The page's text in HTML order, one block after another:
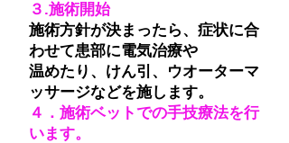
３.施術開始
施術方針が決まったら、症状に合
わせて患部に電気治療や
温めたり、けん引、ウオーターマ
ッサージなどを施します。
４．施術ベットでの手技療法を行
います。